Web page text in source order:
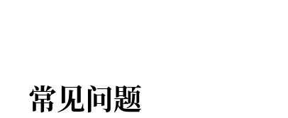
常见问题